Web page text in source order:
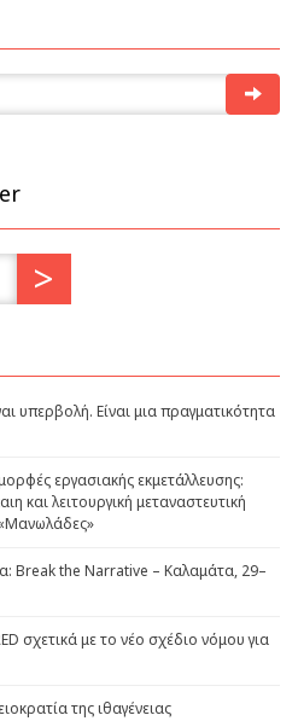
υπερβολή. Είναι μια πραγματικότητα
εργασιακής εκμετάλλευσης:
και λειτουργική μεταναστευτική
«Μανωλάδες»
Break the Narrative – Καλαμάτα, 29–
σχετικά με το νέο σχέδιο νόμου για
της ιθαγένειας